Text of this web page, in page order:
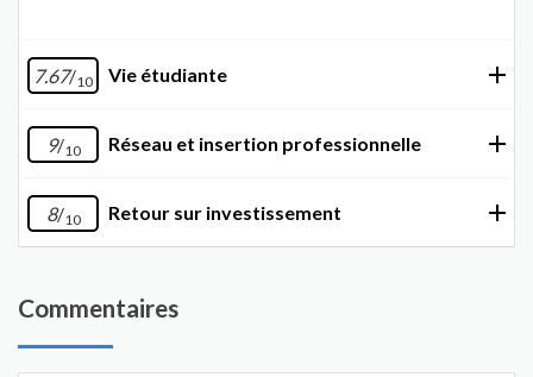
7.67/10 Vie étudiante
9/10 Réseau et insertion professionnelle
8/10 Retour sur investissement
Commentaires